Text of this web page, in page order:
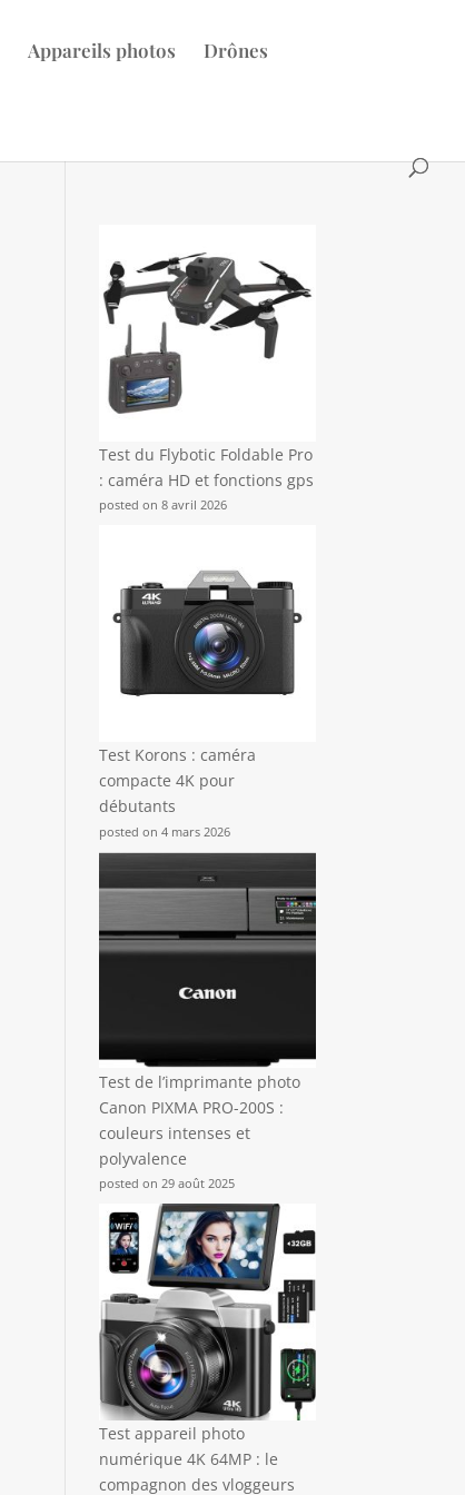
Appareils photos Drônes
Test du Flybotic Foldable Pro
: caméra HD et fonctions gps
posted on 8 avril 2026
Test Korons : caméra
compacte 4K pour
débutants
posted on 4 mars 2026
Test de l’imprimante photo
Canon PIXMA PRO-200S :
couleurs intenses et
polyvalence
posted on 29 août 2025
Test appareil photo
numérique 4K 64MP : le
compagnon des vloggeurs